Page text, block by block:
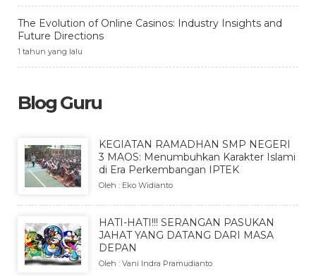
The Evolution of Online Casinos: Industry Insights and
Future Directions
1 tahun yang lalu
Blog Guru
KEGIATAN RAMADHAN SMP NEGERI
3 MAOS: Menumbuhkan Karakter Islami
di Era Perkembangan IPTEK
Oleh : Eko Widianto
HATI-HATI!!! SERANGAN PASUKAN
JAHAT YANG DATANG DARI MASA
DEPAN
Oleh : Vani Indra Pramudianto